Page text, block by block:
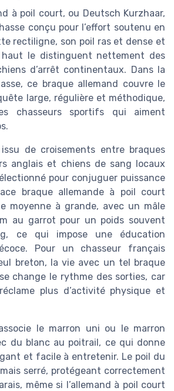
à poil court, ou Deutsch Kurzhaar,
conçu pour l’effort soutenu en
rectiligne, son poil ras et dense et
le distinguent nettement des
d’arrêt continentaux. Dans la
ce braque allemand couvre le
large, régulière et méthodique,
chasseurs sportifs qui aiment
de croisements entre braques
anglais et chiens de sang locaux
pour conjuguer puissance
braque allemande à poil court
moyenne à grande, avec un mâle
au garrot pour un poids souvent
ce qui impose une éducation
Pour un chasseur français
breton, la vie avec un tel braque
change le rythme des sorties, car
plus d’activité physique et
le marron uni ou le marron
du blanc au poitrail, ce qui donne
et facile à entretenir. Le poil du
serré, protégeant correctement
même si l’allemand à poil court